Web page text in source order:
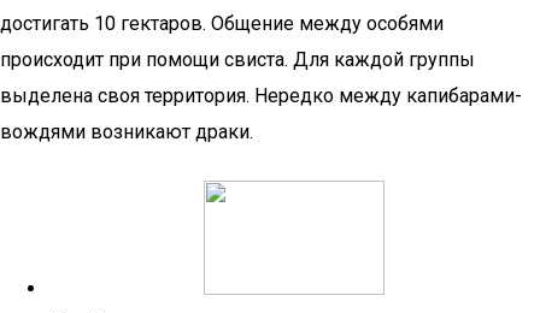
достигать 10 гектаров. Общение между особями
происходит при помощи свиста. Для каждой группы
выделена своя территория. Нередко между капибарами-
вождями возникают драки.